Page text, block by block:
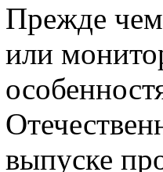
Прежде
или
выпуске